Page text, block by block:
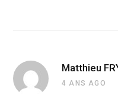
Matthieu
4 ANS AGO